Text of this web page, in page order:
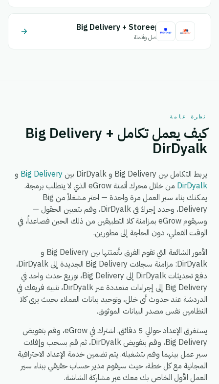
Big Delivery + Storeep
اتصل وأتمتة
نظرة عامة
كيف يعمل تكامل Big Delivery +
DirDyalk
يربط التكامل بين Big Delivery و DirDyalk بين Big Delivery و
DirDyalk
من خلال محرك أتمتة eGrow الذي لا يتطلب برمجة.
يمكنك بناء سير العمل مرة واحدة — اختر مشغلاً من Big
Delivery، وحدد إجراءً في DirDyalk، وقم بتعيين الحقول —
وسيقوم eGrow بمزامنة كلا التطبيقين من ذلك الحين فصاعداً، في
الوقت الفعلي، دون الحاجة إلى مطورين.
الأمور الشائعة التي تقوم الفرق بأتمتتها بين Big Delivery و
DirDyalk: مزامنة سجلات Big Delivery الجديدة إلى DirDyalk،
دفع تحديثات DirDyalk إلى Big Delivery، توزيع حدث واحد في
Big Delivery إلى إجراءات متعددة عبر DirDyalk، تنبيه فريقك في
الدردشة عند حدوث أي خلل، وتوحيد بيانات العملاء بحيث يرى كلا
النظامين نفس مصدر البيانات الموثوق.
يستغرق الإعداد حوالي 5 دقائق. اشترك في eGrow، وقم بتفويض
Big Delivery، وقم بتفويض DirDyalk، ثم قم بسحب وإفلات
سير عمل بينهما وقم بتشغيله. يتم تضمين خدمة الإعداد الاحترافية
المجانية مع كل خطة، حيث سيقوم مدير حساب حقيقي ببناء سير
العمل الأول الخاص بك معك عبر مشاركة الشاشة.